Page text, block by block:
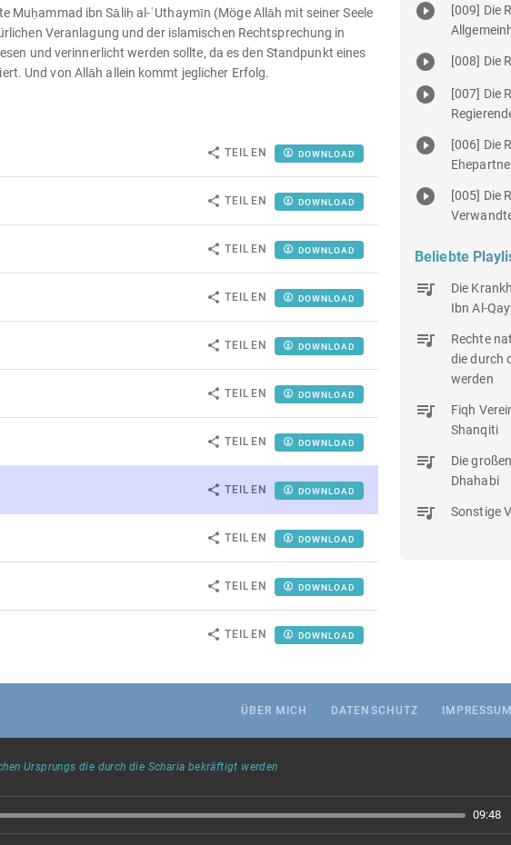
ibn Sāliḥ al-ʿUthaymīn (Möge Allāh mit seiner Seele
Veranlagung und der islamischen Rechtsprechung in
und verinnerlicht werden sollte, da es den Standpunkt eines
Und von Allāh allein kommt jeglicher Erfolg.
TEILEN DOWNLOAD
TEILEN DOWNLOAD
TEILEN DOWNLOAD
TEILEN DOWNLOAD
TEILEN DOWNLOAD
TEILEN DOWNLOAD
TEILEN DOWNLOAD
TEILEN DOWNLOAD
TEILEN DOWNLOAD
TEILEN DOWNLOAD
TEILEN DOWNLOAD
[009] Die
[008] Die
[007] Die
[006] Die
[005] Die
Beliebte
Die
Ibn Al-
Rechte
die durch
werden
Fiqh
Shanqiti
Die
Dhahabi
Sonstige
ÜBER MICH DATENSCHUTZ IMPRESSUM
Ursprungs die durch die Scharia bekräftigt werden
09:48